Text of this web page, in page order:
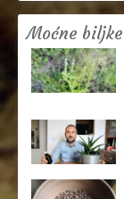
Moćne biljke